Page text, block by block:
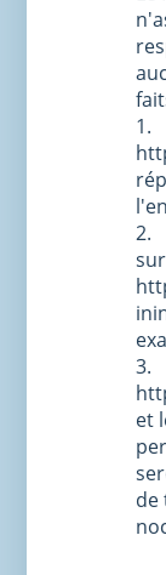
1.
2.
3.
et
de